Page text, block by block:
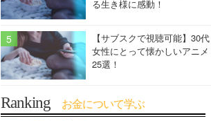
る生き様に感動！
【サブスクで視聴可能】30代
女性にとって懐かしいアニメ
25選！
Ranking お金について学ぶ